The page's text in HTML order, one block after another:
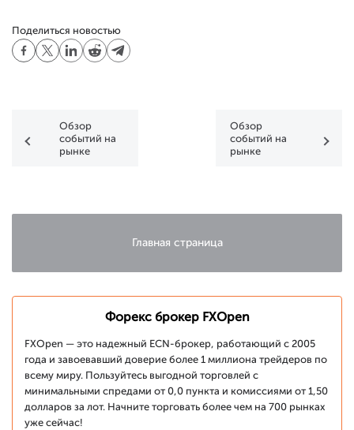
Поделиться новостью
Обзор
событий на
рынке
Обзор
событий на
рынке
Главная страница
Форекс брокер FXOpen
FXOpen — это надежный ECN-брокер, работающий с 2005
года и завоевавший доверие более 1 миллиона трейдеров по
всему миру. Пользуйтесь выгодной торговлей с
минимальными спредами от 0,0 пункта и комиссиями от 1,50
долларов за лот. Начните торговать более чем на 700 рынках
уже сейчас!